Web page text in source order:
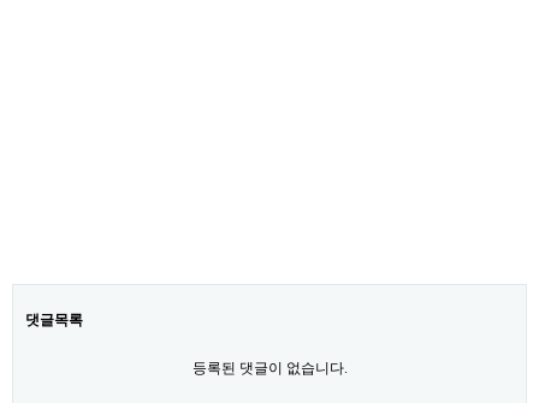
댓글목록
등록된 댓글이 없습니다.